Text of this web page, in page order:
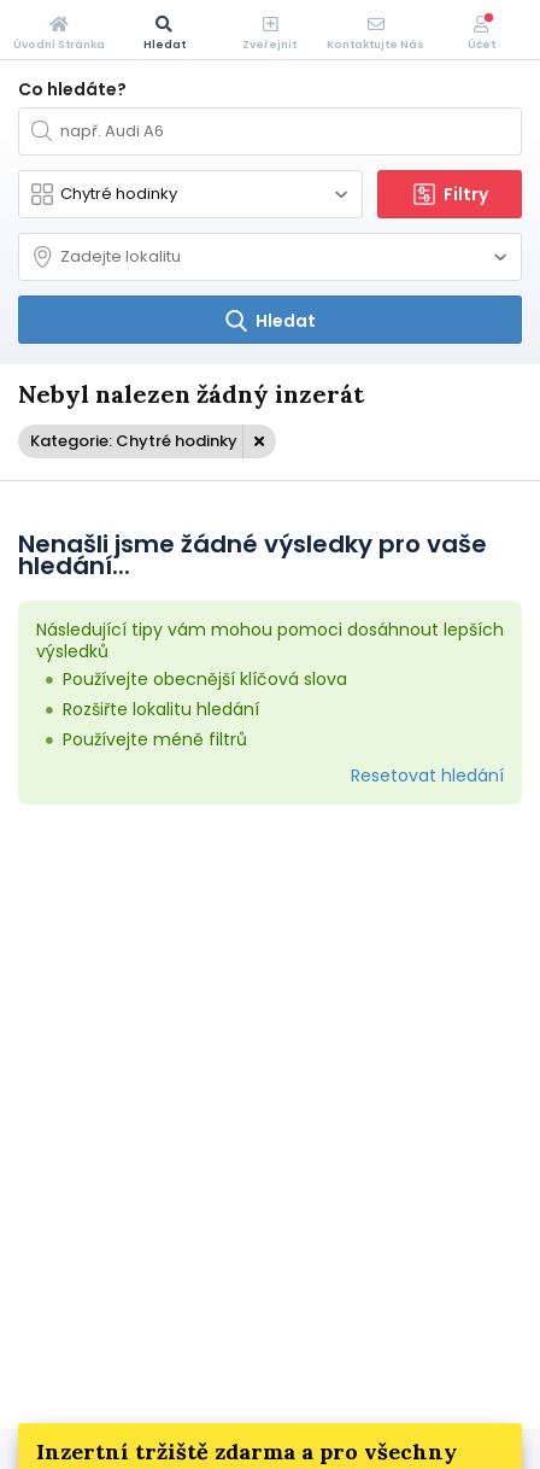
Co hledáte?
Filtry
Hledat
Nebyl nalezen žádný inzerát
Kategorie: Chytré hodinky
Nenašli jsme žádné výsledky pro vaše
hledání...
Následující tipy vám mohou pomoci dosáhnout lepších
výsledků
Používejte obecnější klíčová slova
Rozšiřte lokalitu hledání
Používejte méně filtrů
Resetovat hledání
Inzertní tržiště zdarma a pro všechny
Úvodní Stránka Hledat Zveřejnit Kontaktujte Nás Účet